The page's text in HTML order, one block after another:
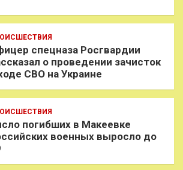
спецназа Росгвардии
о проведении зачисток
СВО на Украине
погибших в Макеевке
военных выросло до